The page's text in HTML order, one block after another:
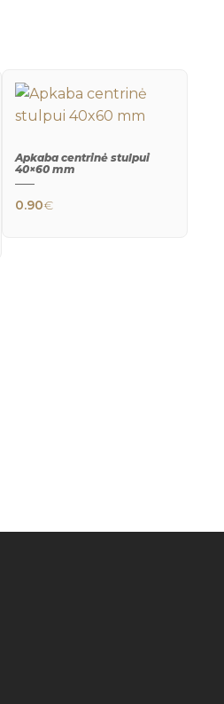
product page
may be chosen on
has multiple variants. The
Apkaba centrinė stulpui
40×60 mm
0.90€